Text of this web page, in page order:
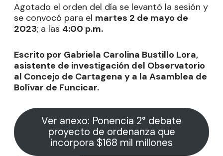
Agotado el orden del día se levantó la sesión y
se convocó para el martes 2 de mayo de
2023; a las 4:00 p.m.
Escrito por Gabriela Carolina Bustillo Lora,
asistente de investigación del Observatorio
al Concejo de Cartagena y a la Asamblea de
Bolívar de Funcicar.
Ver anexo: Ponencia 2° debate
proyecto de ordenanza que
incorpora $168 mil millones